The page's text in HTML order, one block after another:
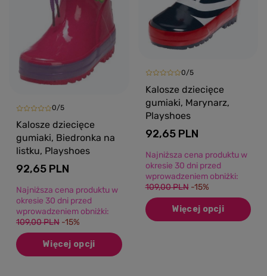
0/5
Kalosze dziecięce
gumiaki, Biedronka na
listku, Playshoes
92,65 PLN
Najniższa cena produktu w
okresie 30 dni przed
wprowadzeniem obniżki:
109,00 PLN -15%
Więcej opcji
0/5
Kalosze dziecięce
gumiaki, Marynarz,
Playshoes
92,65 PLN
Najniższa cena produktu w
okresie 30 dni przed
wprowadzeniem obniżki:
109,00 PLN -15%
Więcej opcji